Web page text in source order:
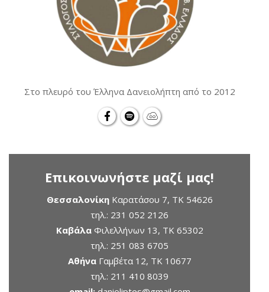
Στο πλευρό του Έλληνα Δανειολήπτη από το 2012
Επικοινωνήστε μαζί μας!
ΘεσσαλονίκηΚαρατάσου 7, TK 54626
τηλ.: 231 052 2126
ΚαβάλαΦιλελλήνων 13, ΤΚ 65302
τηλ.: 251 083 6705
ΑθήναΓαμβέτα 12, ΤΚ 10677
τηλ.: 211 410 8039